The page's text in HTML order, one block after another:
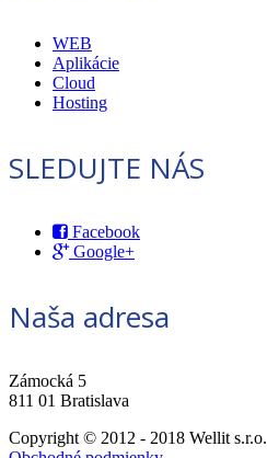
WEB
Aplikácie
Cloud
Hosting
SLEDUJTE NÁS
Facebook
Google+
Naša adresa
Zámocká 5
811 01 Bratislava
Copyright © 2012 - 2018 Wellit